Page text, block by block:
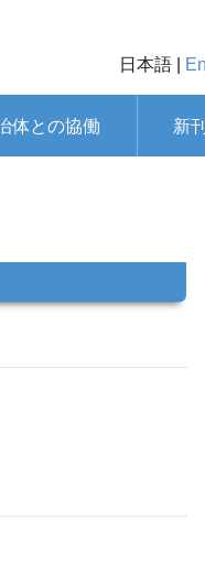
日本語 |
体との協働 新